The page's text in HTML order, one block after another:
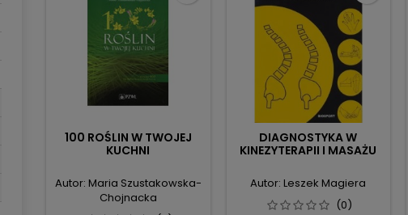
100 ROŚLIN W TWOJEJ
KUCHNI
Autor: Maria Szustakowska-
Chojnacka
DIAGNOSTYKA W
KINEZYTERAPII I MASAŻU
Autor: Leszek Magiera
(0)